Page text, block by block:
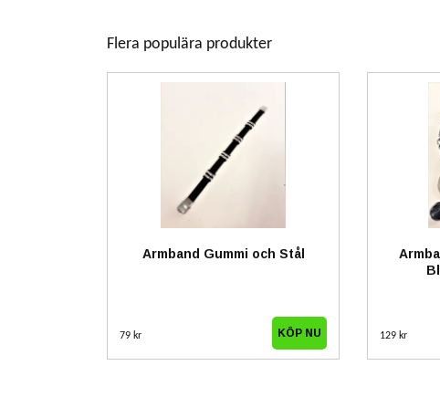
Flera populära produkter
Armband Gummi och Stål
79 kr 129 kr